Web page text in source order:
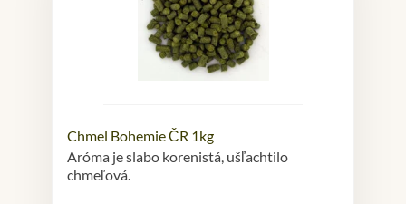
Chmel Bohemie ČR 1kg
Aróma je slabo korenistá, ušľachtilo
chmeľová.